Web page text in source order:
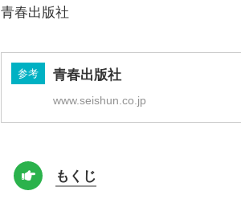
青春出版社
参考 青春出版社
www.seishun.co.jp
もくじ